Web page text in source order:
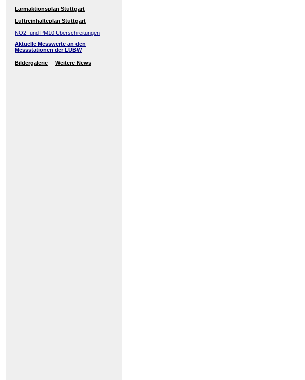
Lärmaktionsplan Stuttgart
Luftreinhalteplan Stuttgart
NO2- und PM10 Überschreitungen
Aktuelle Messwerte an den
Messstationen der LUBW
Bildergalerie Weitere News